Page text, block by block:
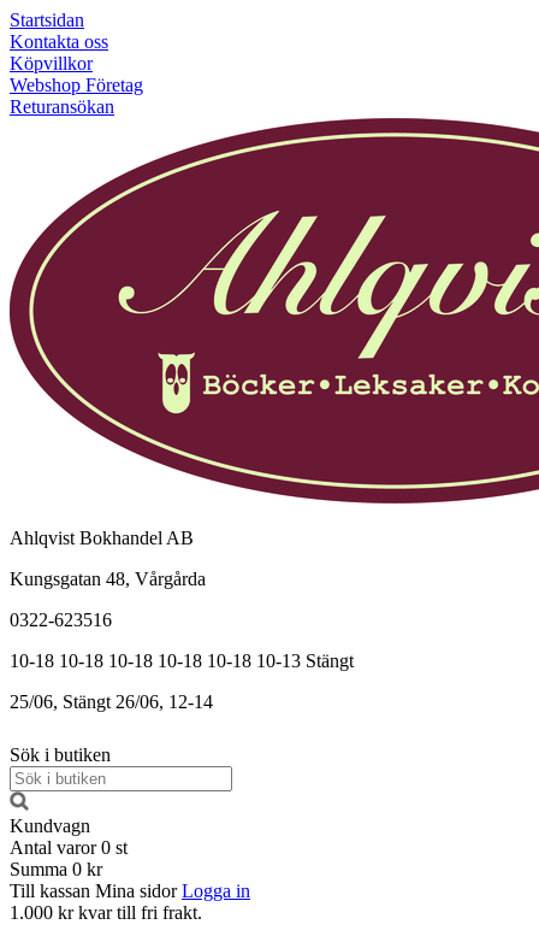
Startsidan
Kontakta oss
Köpvillkor
Webshop Företag
Returansökan
Ahlqvist Bokhandel AB
Kungsgatan 48, Vårgårda
0322-623516
10-18 10-18 10-18 10-18 10-18 10-13 Stängt
25/06, Stängt 26/06, 12-14
Sök i butiken
Kundvagn
Antal varor 0 st
Summa 0 kr
Till kassan Mina sidor Logga in
1.000 kr kvar till fri frakt.